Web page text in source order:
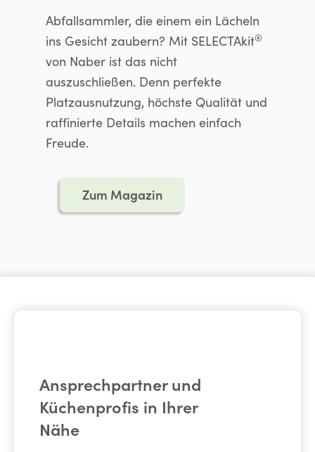
Abfallsammler, die einem ein Lächeln
ins Gesicht zaubern? Mit SELECTAkit®
von Naber ist das nicht
auszuschließen. Denn perfekte
Platzausnutzung, höchste Qualität und
raffinierte Details machen einfach
Freude.
Zum Magazin
Ansprechpartner und
Küchenprofis in Ihrer
Nähe